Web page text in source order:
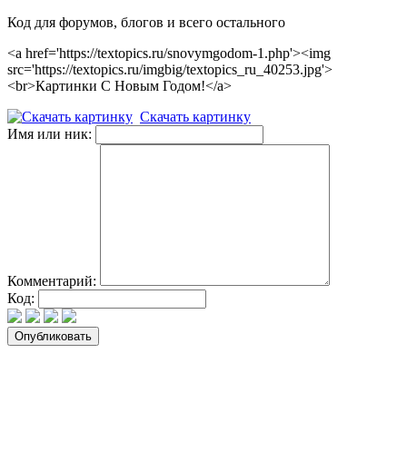
Код для форумов, блогов и всего остального
<a href='https://textopics.ru/snovymgodom-1.php'><img
src='https://textopics.ru/imgbig/textopics_ru_40253.jpg'>
<br>Картинки С Новым Годом!</a>
Скачать картинку
Имя или ник:
Комментарий:
Код: